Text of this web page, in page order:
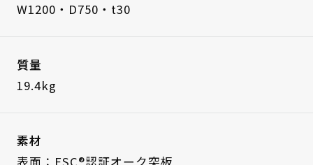
W1200・D750・t30
質量
19.4kg
素材
表面：FSC®認証オーク突板